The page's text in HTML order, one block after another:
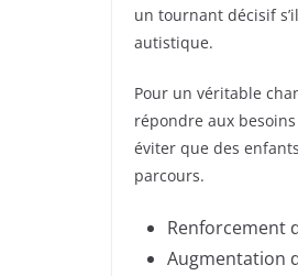
un tournant décisif
autistique.
Pour un véritable
répondre aux
éviter que des
parcours.
Renforcement
Augmentation